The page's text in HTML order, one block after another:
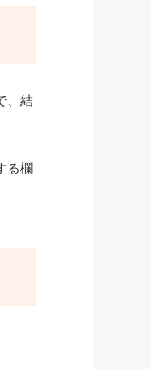
、結
る欄